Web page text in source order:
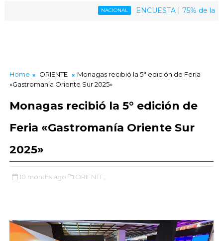
NACIONAL ENCUESTA | 75% de la
Home ORIENTE
Monagas recibió la 5° edición de Feria
«Gastromanía Oriente Sur 2025»
Monagas recibió la 5° edición de
Feria «Gastromanía Oriente Sur
2025»
10 months ago ORIENTE,